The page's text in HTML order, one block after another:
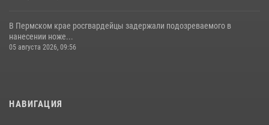
В Пермском крае росгвардейцы задержали подозреваемого в
нанесении ноже...
05 августа 2026, 09:56
НАВИГАЦИЯ